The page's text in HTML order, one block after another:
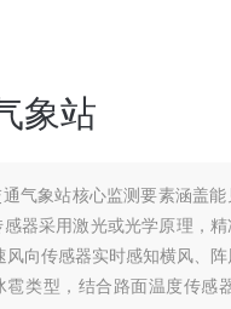
象站
通气象站核心监测要素涵盖
器采用激光或光学原理，
风向传感器实时感知横风、
类型，结合路面温度传感